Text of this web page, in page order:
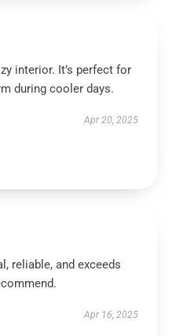
interior. It’s perfect for
during cooler days.
Apr 20, 2025
reliable, and exceeds
Apr 16, 2025